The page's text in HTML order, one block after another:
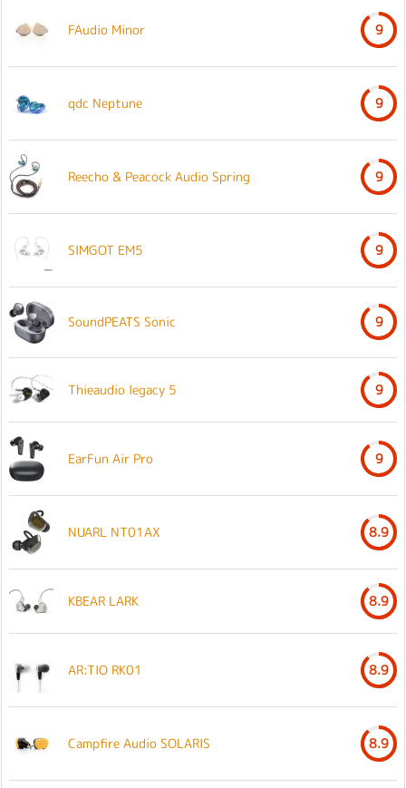
FAudio Minor 9
qdc Neptune 9
Reecho & Peacock Audio Spring 9
SIMGOT EM5 9
SoundPEATS Sonic 9
Thieaudio legacy 5 9
EarFun Air Pro 9
NUARL NT01AX 8.9
KBEAR LARK 8.9
AR:TIO RK01 8.9
Campfire Audio SOLARIS 8.9